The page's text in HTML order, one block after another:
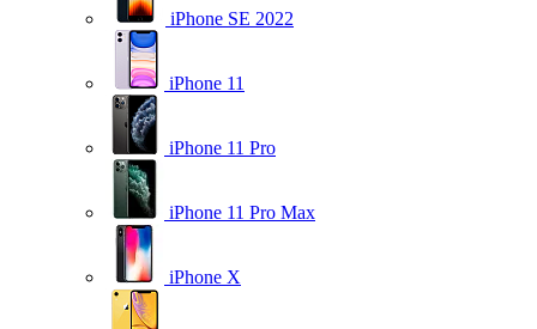
iPhone SE 2022
iPhone 11
iPhone 11 Pro
iPhone 11 Pro Max
iPhone X